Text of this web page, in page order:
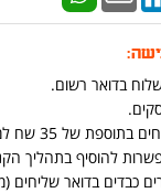
בדואר רשום.
ישנה אפשרות
להוסיף בתהליך
כבדים בדואר שליחים